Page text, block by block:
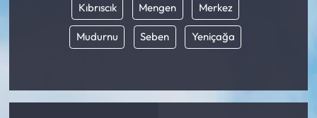
Kıbrıscık Mengen Merkez
Mudurnu Seben Yeniçağa